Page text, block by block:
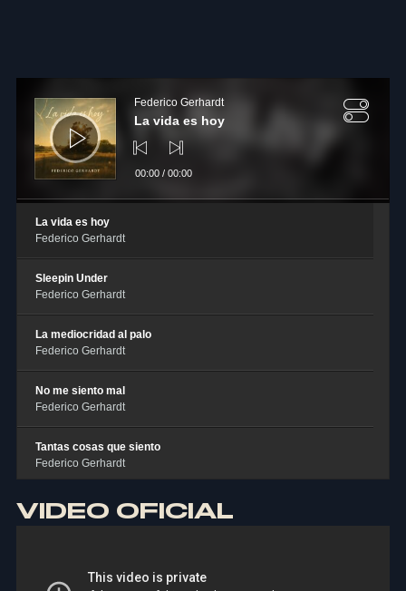
FE
GERHARDT
Federico Gerhardt
La vida es hoy
00:00/ 00:00
La vida es hoy
Federico Gerhardt
Sleepin Under
Federico Gerhardt
La mediocridad al palo
Federico Gerhardt
No me siento mal
Federico Gerhardt
Tantas cosas que siento
Federico Gerhardt
Sitting on the dock of the bay
Federico Gerhardt
Federico Gerhardt
VIDEO OFICIAL